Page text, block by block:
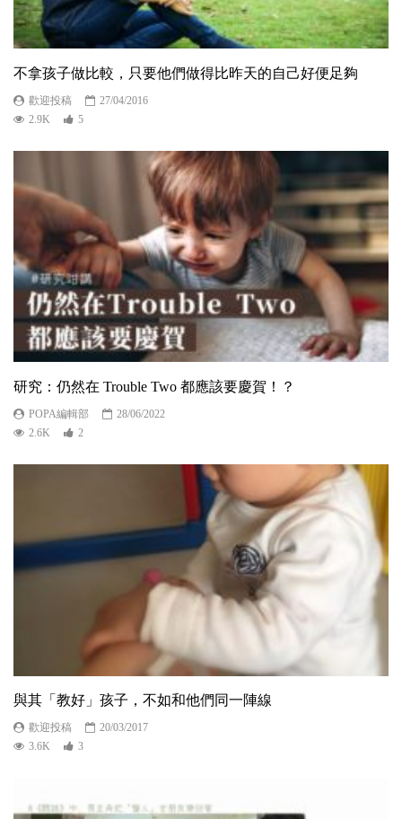
不拿孩子做比較，只要他們做得比昨天的自己好便足夠
歡迎投稿
27/04/2016
2.9K
5
研究：仍然在 Trouble Two 都應該要慶賀！？
POPA編輯部
28/06/2022
2.6K
2
與其「教好」孩子，不如和他們同一陣線
歡迎投稿
20/03/2017
3.6K
3